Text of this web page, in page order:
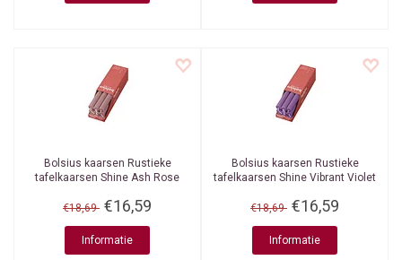
Bolsius kaarsen Rustieke
tafelkaarsen Shine Ash Rose
€18,69 €16,59
Informatie
Bolsius kaarsen Rustieke
tafelkaarsen Shine Vibrant Violet
€18,69 €16,59
Informatie